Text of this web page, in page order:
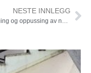
NESTE INNLEGG